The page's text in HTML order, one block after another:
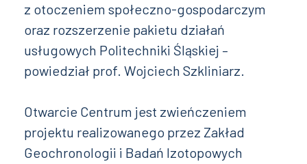
z otoczeniem społeczno-gospodarczym
oraz rozszerzenie pakietu działań
usługowych Politechniki Śląskiej –
powiedział prof. Wojciech Szkliniarz.
Otwarcie Centrum jest zwieńczeniem
projektu realizowanego przez Zakład
Geochronologii i Badań Izotopowych